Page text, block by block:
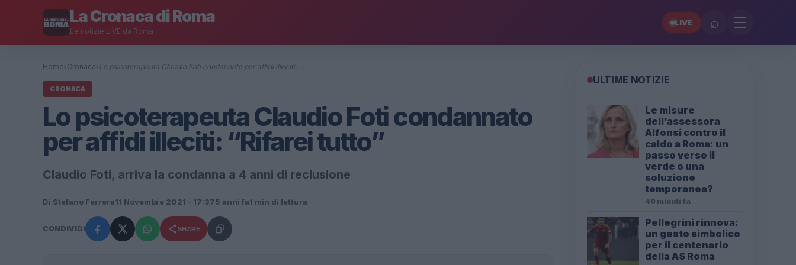
La Cronaca di Roma
Le notizie LIVE da Roma
LIVE ⌕
Home› Cronaca› Lo psicoterapeuta Claudio Foti condannato per affidi illeciti:…
CRONACA
Lo psicoterapeuta Claudio Foti condannato
per affidi illeciti: “Rifarei tutto”
Claudio Foti, arriva la condanna a 4 anni di reclusione
Di Stefano Ferrera11 Novembre 2021 - 17:375 anni fa1 min di lettura
CONDIVIDI SHARE
ULTIME NOTIZIE
Le misure
dell’assessora
Alfonsi contro il
caldo a Roma: un
passo verso il
verde o una
soluzione
temporanea?
40 minuti fa
Pellegrini rinnova:
un gesto simbolico
per il centenario
della AS Roma